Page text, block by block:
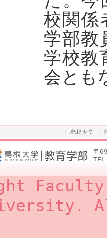
校関係
学部教
学校教
会とも
島根大学
〒